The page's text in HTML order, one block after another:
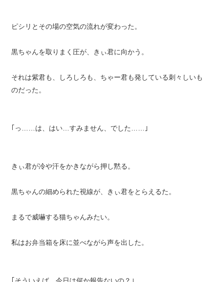
ピシリとその場の空気の流れが変わった。
黒ちゃんを取りまく圧が、きぃ君に向かう。
それは紫君も、しろしろも、ちゃー君も発している刺々しいも
のだった。
｢っ……は、はい…すみません、でした……｣
きぃ君が冷や汗をかきながら押し黙る。
黒ちゃんの細められた視線が、きぃ君をとらえるた。
まるで威嚇する猫ちゃんみたい。
私はお弁当箱を床に並べながら声を出した。